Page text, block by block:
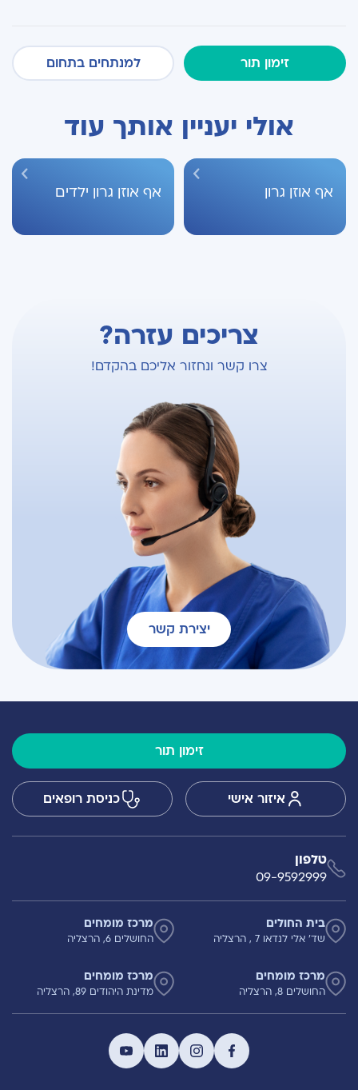
זימון תור למנתחים בתחום
אולי יעניין אותך עוד
אף אוזן גרון אף אוזן גרון ילדים
צריכים עזרה?
צרו קשר ונחזור אליכם בהקדם!
יצירת קשר
זימון תור
איזור אישי כניסת רופאים
טלפון
09-9592999
בית החולים
שד' אלי לנדאו 7 , הרצליה
מרכז מומחים
החושלים 6, הרצליה
מרכז מומחים
החושלים 8, הרצליה
מרכז מומחים
מדינת היהודים 89, הרצליה